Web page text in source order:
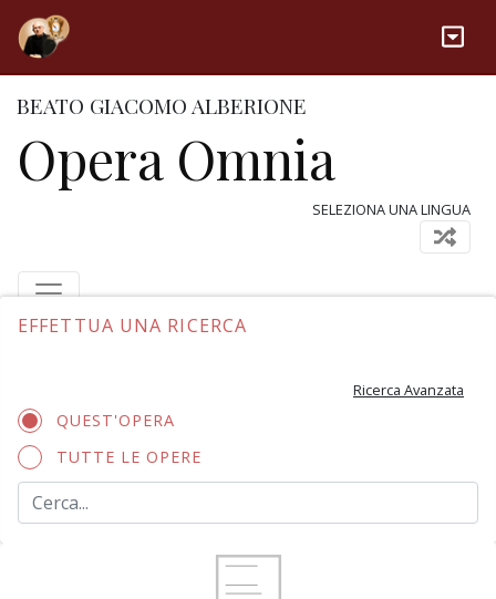
BEATO GIACOMO ALBERIONE
Opera Omnia
SELEZIONA UNA LINGUA
EFFETTUA UNA RICERCA
Ricerca Avanzata
QUEST'OPERA
TUTTE LE OPERE